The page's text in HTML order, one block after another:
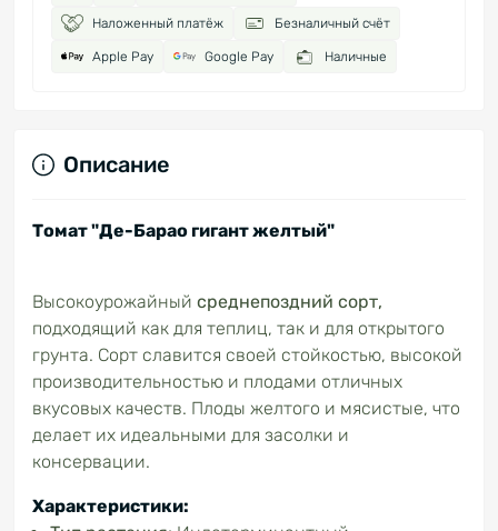
Наложенный платёж Безналичный счёт
Apple Pay Google Pay Наличные
Описание
Томат "Де-Барао гигант желтый"
Высокоурожайный среднепоздний сорт,
подходящий как для теплиц, так и для открытого
грунта. Сорт славится своей стойкостью, высокой
производительностью и плодами отличных
вкусовых качеств. Плоды желтого и мясистые, что
делает их идеальными для засолки и
консервации.
Характеристики: